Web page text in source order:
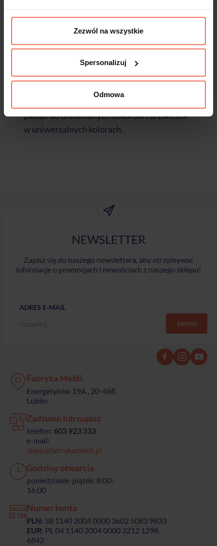
Zezwól na wszystkie
Spersonalizuj
Odmowa
szersze drzwiczki. Sprawdzają się także w
pozycji pionowej jako uchwyt do drzwi szafy.
Rezultatem wszystkich realizacji jest
doskonały wygląd mebla. Do mebli
łazienkowych polecamy zastosowanie
pasuje do drewnianych dekorów i drzwiczek
w uniwersalnych kolorach.
NEWSLETTER
Zapisz się do naszego newslettera, aby otrzymywać
informacje o promocjach i nowościach z naszego sklepu!
ADRES E-MAIL
Fabryka Mebli
Energetyków 19A , 20-468
Lublin
Zadzwoń lub napisz
telefon: 603 923 333
e-mail:
sklep@fabrykamebli.pl
Godziny otwarcia
poniedziałek-piątek: 8:00-
16:00
Numer konta
PLN: 38 1140 2004 0000 3602 5083 9833
EUR: PL 04 1140 2004 0000 3212 1298
6842